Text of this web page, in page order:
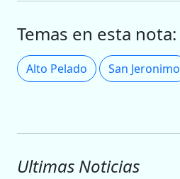
Temas en esta nota:
Alto Pelado San Jeronimo
Ultimas Noticias